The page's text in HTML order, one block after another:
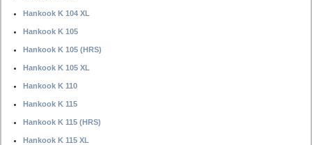
Hankook K 104 XL
Hankook K 105
Hankook K 105 (HRS)
Hankook K 105 XL
Hankook K 110
Hankook K 115
Hankook K 115 (HRS)
Hankook K 115 XL